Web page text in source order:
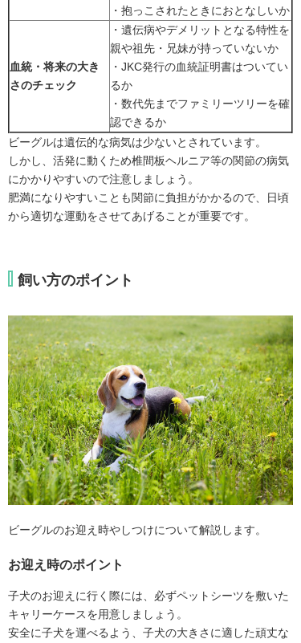
・抱っこされたときにおとなしいか
血統・将来の大き
さのチェック
・遺伝病やデメリットとなる特性を
親や祖先・兄妹が持っていないか
・JKC発行の血統証明書はついてい
るか
・数代先までファミリーツリーを確
認できるか
ビーグルは遺伝的な病気は少ないとされています。
しかし、活発に動くため椎間板ヘルニア等の関節の病気
にかかりやすいので注意しましょう。
肥満になりやすいことも関節に負担がかかるので、日頃
から適切な運動をさせてあげることが重要です。
飼い方のポイント
ビーグルのお迎え時やしつけについて解説します。
お迎え時のポイント
子犬のお迎えに行く際には、必ずペットシーツを敷いた
キャリーケースを用意しましょう。
安全に子犬を運べるよう、子犬の大きさに適した頑丈な